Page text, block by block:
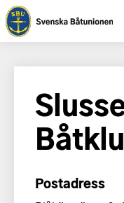
Postadress